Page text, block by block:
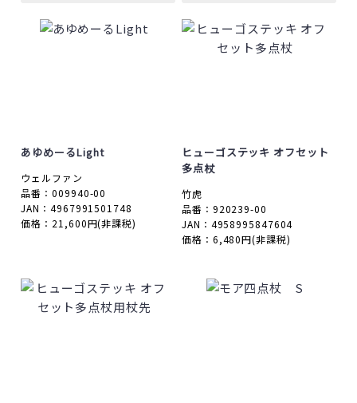
あゆめーるLight
ウェルファン
品番：009940-00
JAN：4967991501748
価格：21,600円(非課税)
ヒューゴステッキ オフセット
多点杖
竹虎
品番：920239-00
JAN：4958995847604
価格：6,480円(非課税)